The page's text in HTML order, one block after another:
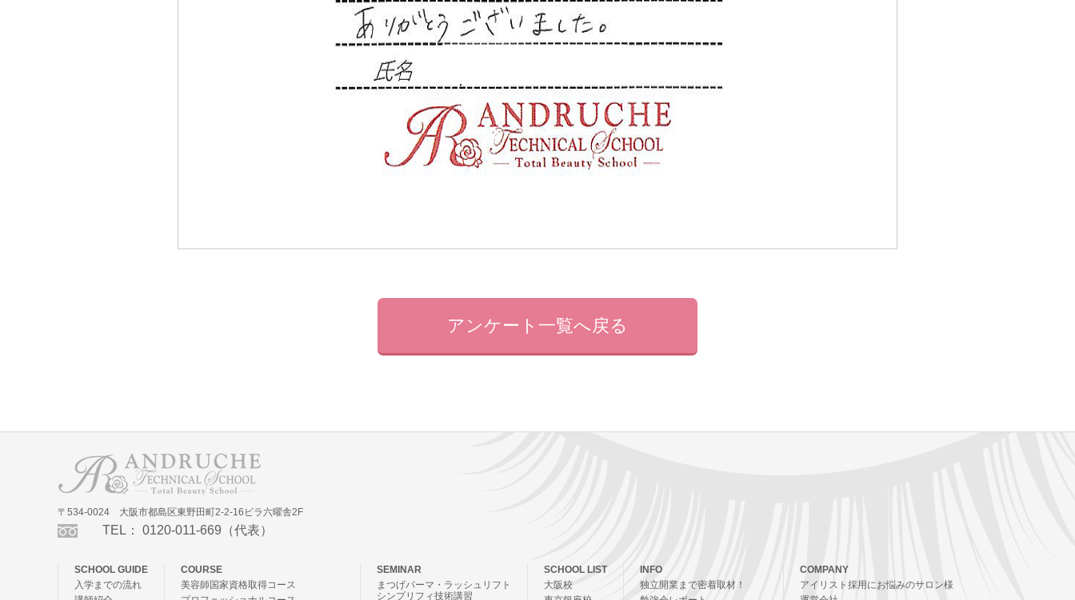
アンケート一覧へ戻る
〒534-0024 大阪市都島区東野田町2-2-16ビラ六曜舎2F
TEL： 0120-011-669（代表）
SCHOOL GUIDE
入学までの流れ
COURSE
美容師国家資格取得コース
SEMINAR
まつげパーマ・ラッシュリフト
シンプリフィ技術講習
SCHOOL LIST
大阪校
INFO
独立開業まで密着取材！
COMPANY
アイリスト採用にお悩みのサロン様